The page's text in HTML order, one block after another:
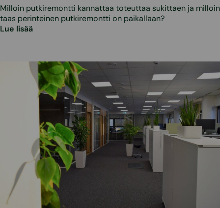
Milloin putkiremontti kannattaa toteuttaa sukittaen ja milloin
taas perinteinen putkiremontti on paikallaan?
Lue lisää